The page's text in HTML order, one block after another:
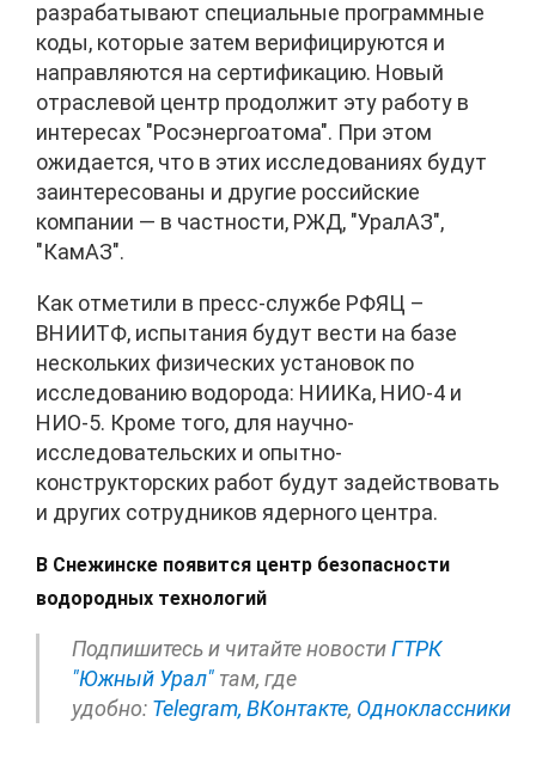
разрабатывают специальные программные
коды, которые затем верифицируются и
направляются на сертификацию. Новый
отраслевой центр продолжит эту работу в
интересах "Росэнергоатома". При этом
ожидается, что в этих исследованиях будут
заинтересованы и другие российские
компании — в частности, РЖД, "УралАЗ",
"КамАЗ".
Как отметили в пресс-службе РФЯЦ –
ВНИИТФ, испытания будут вести на базе
нескольких физических установок по
исследованию водорода: НИИКа, НИО-4 и
НИО-5. Кроме того, для научно-
исследовательских и опытно-
конструкторских работ будут задействовать
и других сотрудников ядерного центра.
В Снежинске появится центр безопасности
водородных технологий
Подпишитесь и читайте новостиГТРК
"Южный Урал" там, где
удобно: Telegram, ВКонтакте, Одноклассники